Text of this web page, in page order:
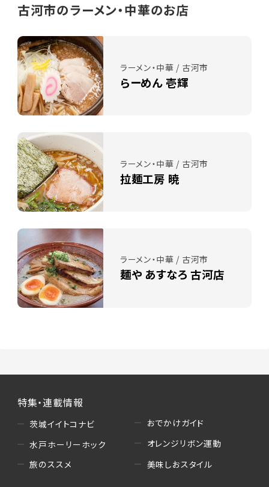
古河市のラーメン・中華のお店
ラーメン・中華 / 古河市
らーめん 壱輝
ラーメン・中華 / 古河市
拉麺工房 暁
ラーメン・中華 / 古河市
麺や あすなろ 古河店
特集・連載情報
茨城イイトコナビ
水戸ホーリーホック
旅のススメ
おでかけガイド
オレンジリボン運動
美味しおスタイル